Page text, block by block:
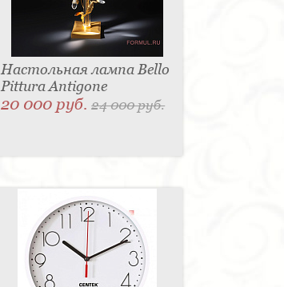
Настольная лампа Bello
Pittura Antigone
20 000 руб.24 000 руб.